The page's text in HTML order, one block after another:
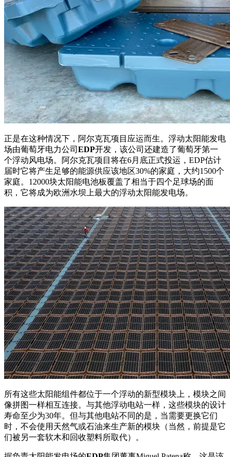
正是在这种情况下，阿尔克瓦项目应运而生。浮动太阳能发电
场由葡萄牙电力公司 EDP开发，该公司还建造了葡萄牙第一
个浮动风电场。阿尔克瓦项目将在6月底正式投运，EDP估计
届时它将产生足够的能源供应该地区30%的家庭，大约1500个
家庭。12000块太阳能电池板覆盖了相当于四个足球场的面
积，它将成为欧洲水坝上最大的浮动太阳能发电场。
所有这些太阳能组件都位于一个浮动的新型模块上，模块之间
像拼图一样相互连接。与其他浮动电站一样，这些模块的设计
寿命至少为30年。但与其他电站不同的是，当需要更换它们
时，不会使用天然气或石油来生产新的模块（当然，前提是它
们被另一套软木和回收塑料所取代）。